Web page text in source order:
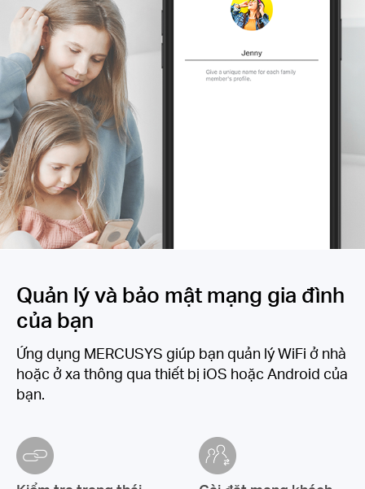
Quản lý và bảo mật mạng gia đình
của bạn
Ứng dụng MERCUSYS giúp bạn quản lý WiFi ở nhà
hoặc ở xa thông qua thiết bị iOS hoặc Android của
bạn.